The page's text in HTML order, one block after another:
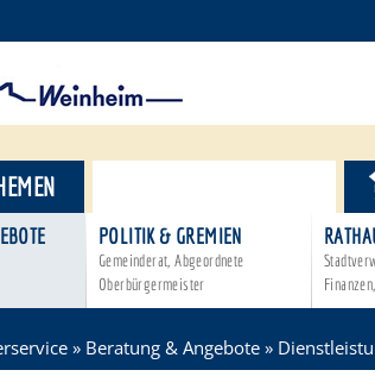
POLITIK & GREMIEN
Gemeinderat, Abgeordnete
Oberbürgermeister
» Beratung & Angebote »